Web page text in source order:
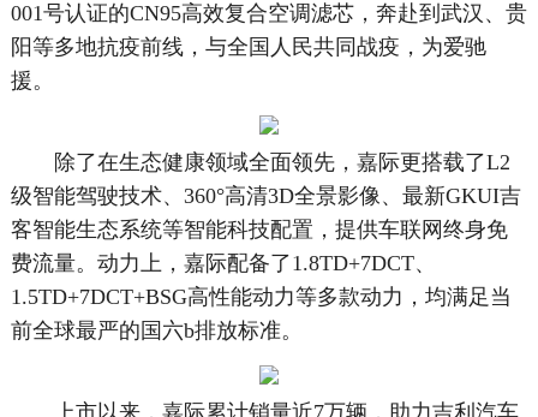
001号认证的CN95高效复合空调滤芯，奔赴到武汉、贵
阳等多地抗疫前线，与全国人民共同战疫，为爱驰
援。
除了在生态健康领域全面领先，嘉际更搭载了L2
级智能驾驶技术、360°高清3D全景影像、最新GKUI吉
客智能生态系统等智能科技配置，提供车联网终身免
费流量。动力上，嘉际配备了1.8TD+7DCT、
1.5TD+7DCT+BSG高性能动力等多款动力，均满足当
前全球最严的国六b排放标准。
上市以来，嘉际累计销量近7万辆，助力吉利汽车